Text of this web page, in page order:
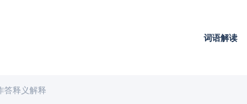
词语解读
答释义解释